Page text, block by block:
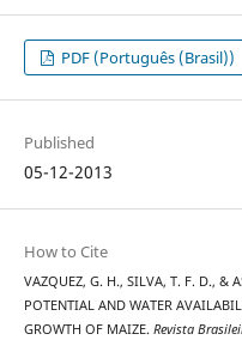
PDF (Português (Brasil))
Published
05-12-2013
How to Cite
VAZQUEZ, G. H., SILVA, T. F. D., &
POTENTIAL AND WATER
GROWTH OF MAIZE. Revista